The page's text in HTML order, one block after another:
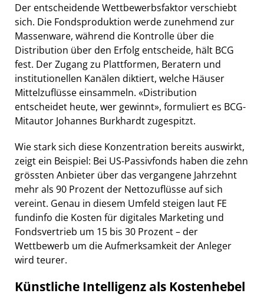
Der entscheidende Wettbewerbsfaktor verschiebt
sich. Die Fondsproduktion werde zunehmend zur
Massenware, während die Kontrolle über die
Distribution über den Erfolg entscheide, hält BCG
fest. Der Zugang zu Plattformen, Beratern und
institutionellen Kanälen diktiert, welche Häuser
Mittelzuflüsse einsammeln. «Distribution
entscheidet heute, wer gewinnt», formuliert es BCG-
Mitautor Johannes Burkhardt zugespitzt.
Wie stark sich diese Konzentration bereits auswirkt,
zeigt ein Beispiel: Bei US-Passivfonds haben die zehn
grössten Anbieter über das vergangene Jahrzehnt
mehr als 90 Prozent der Nettozuflüsse auf sich
vereint. Genau in diesem Umfeld steigen laut FE
fundinfo die Kosten für digitales Marketing und
Fondsvertrieb um 15 bis 30 Prozent – der
Wettbewerb um die Aufmerksamkeit der Anleger
wird teurer.
Künstliche Intelligenz als Kostenhebel